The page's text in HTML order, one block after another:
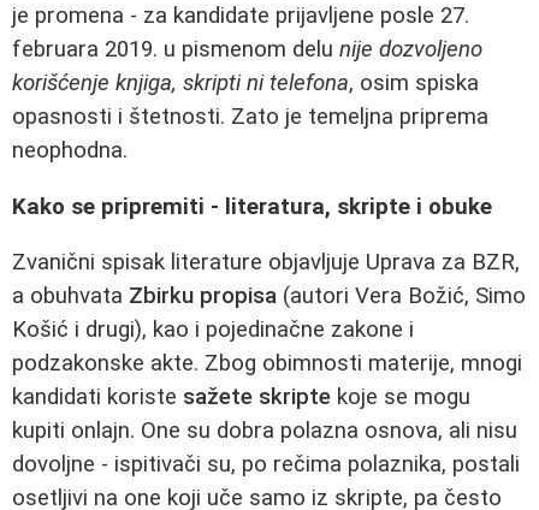
je promena - za kandidate prijavljene posle 27.
februara 2019. u pismenom delu nije dozvoljeno
korišćenje knjiga, skripti ni telefona, osim spiska
opasnosti i štetnosti. Zato je temeljna priprema
neophodna.
Kako se pripremiti - literatura, skripte i obuke
Zvanični spisak literature objavljuje Uprava za BZR,
a obuhvata Zbirku propisa (autori Vera Božić, Simo
Košić i drugi), kao i pojedinačne zakone i
podzakonske akte. Zbog obimnosti materije, mnogi
kandidati koriste sažete skripte koje se mogu
kupiti onlajn. One su dobra polazna osnova, ali nisu
dovoljne - ispitivači su, po rečima polaznika, postali
osetljivi na one koji uče samo iz skripte, pa često